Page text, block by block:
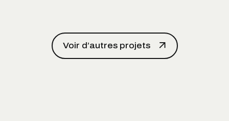
Voir d’autres projets
3 bis rue Villeneuve